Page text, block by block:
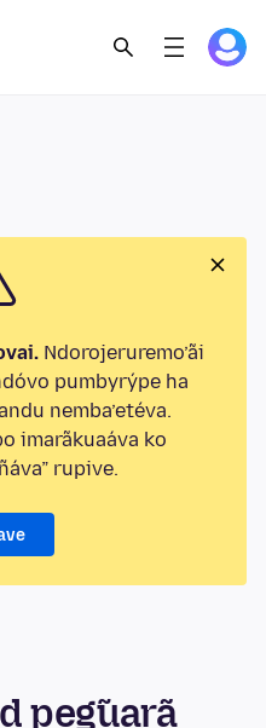
Ndorojeruremo’ãi
pumbyrýpe ha
nemba’etéva.
imarãkuaáva ko
rupive.
peg̃uarã